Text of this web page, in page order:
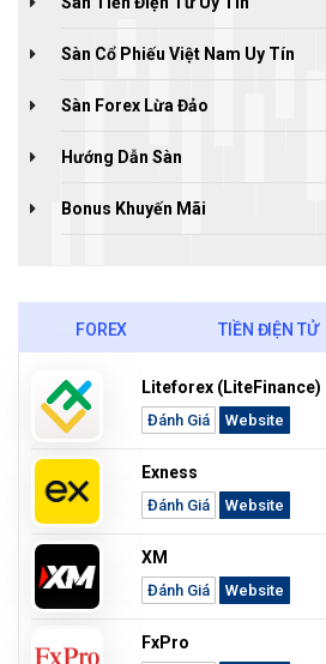
Sàn Cổ Phiếu Việt Nam Uy Tín
Sàn Forex Lừa Đảo
Hướng Dẫn Sàn
Bonus Khuyến Mãi
FOREX TIỀN ĐIỆN TỬ
Liteforex (LiteFinance)
Đánh Giá Website
Exness
Đánh Giá Website
XM
Đánh Giá Website
FxPro